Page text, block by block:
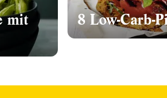
mit
8 Low-Carb-